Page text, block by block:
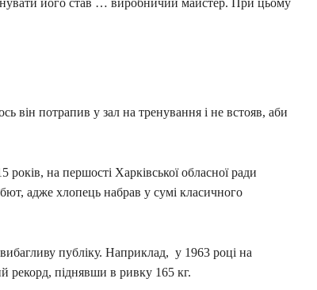
він потрапив у зал на тренування і не встояв, аби
на першості Харківської обласної ради
адже хлопець набрав у сумі класичного
публіку. Наприклад, у 1963 році на
рекорд, піднявши в ривку 165 кг.